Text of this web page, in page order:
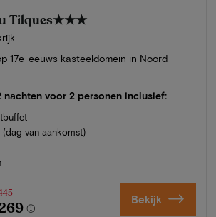
Tilques★★★
17e-eeuws kasteeldomein in Noord-
nachten voor 2 personen inclusief:
van aankomst)
Bekijk